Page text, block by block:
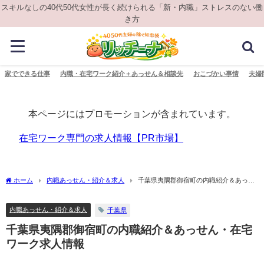
スキルなしの40代50代女性が長く続けられる「新・内職」ストレスのない働
き方
家でできる仕事 内職・在宅ワーク紹介＋あっせん＆相談先 おこづかい事情 夫婦
本ページにはプロモーションが含まれています。
在宅ワーク専門の求人情報【PR市場】
ホーム 内職あっせん・紹介＆求人
千葉県夷隅郡御宿町の内職紹介＆あっせ
内職あっせん・紹介＆求人 千葉県
千葉県夷隅郡御宿町の内職紹介＆あっせん・在宅
ワーク求人情報